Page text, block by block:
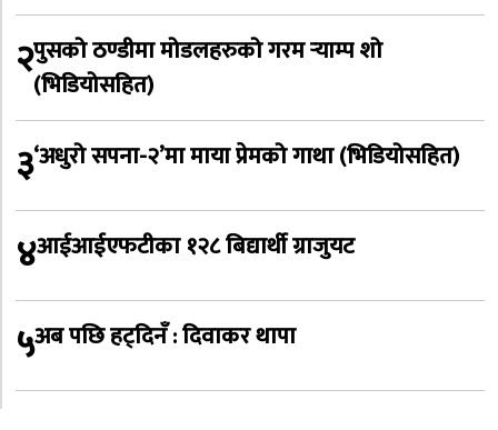
२पुसको ठण्डीमा मोडलहरुको गरम र्‍याम्प शो
(भिडियोसहित)
३‘अधुरो सपना-२’मा माया प्रेमको गाथा (भिडियोसहित)
४आईआईएफटीका १२८ बिद्यार्थी ग्राजुयट
५अब पछि हट्दिनँ : दिवाकर थापा